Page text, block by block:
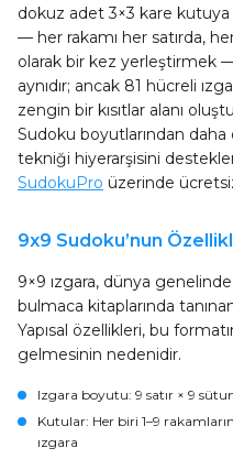
dokuz adet 3×3 kare kutuya
— her rakamı her satırda,
olarak bir kez yerleştirmek
aynıdır; ancak 81 hücreli
zengin bir kısıtlar alanı
Sudoku boyutlarından
tekniği hiyerarşisini
SudokuPro üzerinde
9x9 Sudoku’nun
9×9 ızgara, dünya
bulmaca kitaplarında
Yapısal özellikleri, bu
gelmesinin nedenidir.
Izgara boyutu: 9 satır × 9
Kutular: Her biri 1–9
ızgara